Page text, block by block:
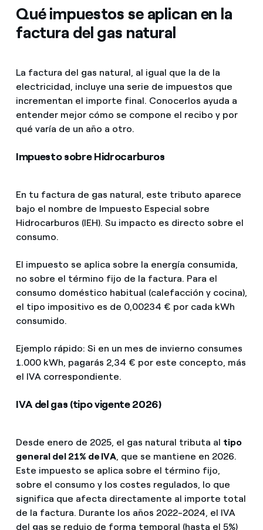
Qué impuestos se aplican en la
factura del gas natural
La factura del gas natural, al igual que la de la
electricidad, incluye una serie de impuestos que
incrementan el importe final. Conocerlos ayuda a
entender mejor cómo se compone el recibo y por
qué varía de un año a otro.
Impuesto sobre Hidrocarburos
En tu factura de gas natural, este tributo aparece
bajo el nombre de Impuesto Especial sobre
Hidrocarburos (IEH). Su impacto es directo sobre el
consumo.
El impuesto se aplica sobre la energía consumida,
no sobre el término fijo de la factura. Para el
consumo doméstico habitual (calefacción y cocina),
el tipo impositivo es de 0,00234 € por cada kWh
consumido.
Ejemplo rápido: Si en un mes de invierno consumes
1.000 kWh, pagarás 2,34 € por este concepto, más
el IVA correspondiente.
IVA del gas (tipo vigente 2026)
Desde enero de 2025, el gas natural tributa al tipo
general del 21% de IVA, que se mantiene en 2026.
Este impuesto se aplica sobre el término fijo,
sobre el consumo y los costes regulados, lo que
significa que afecta directamente al importe total
de la factura. Durante los años 2022-2024, el IVA
del gas se redujo de forma temporal (hasta el 5%)